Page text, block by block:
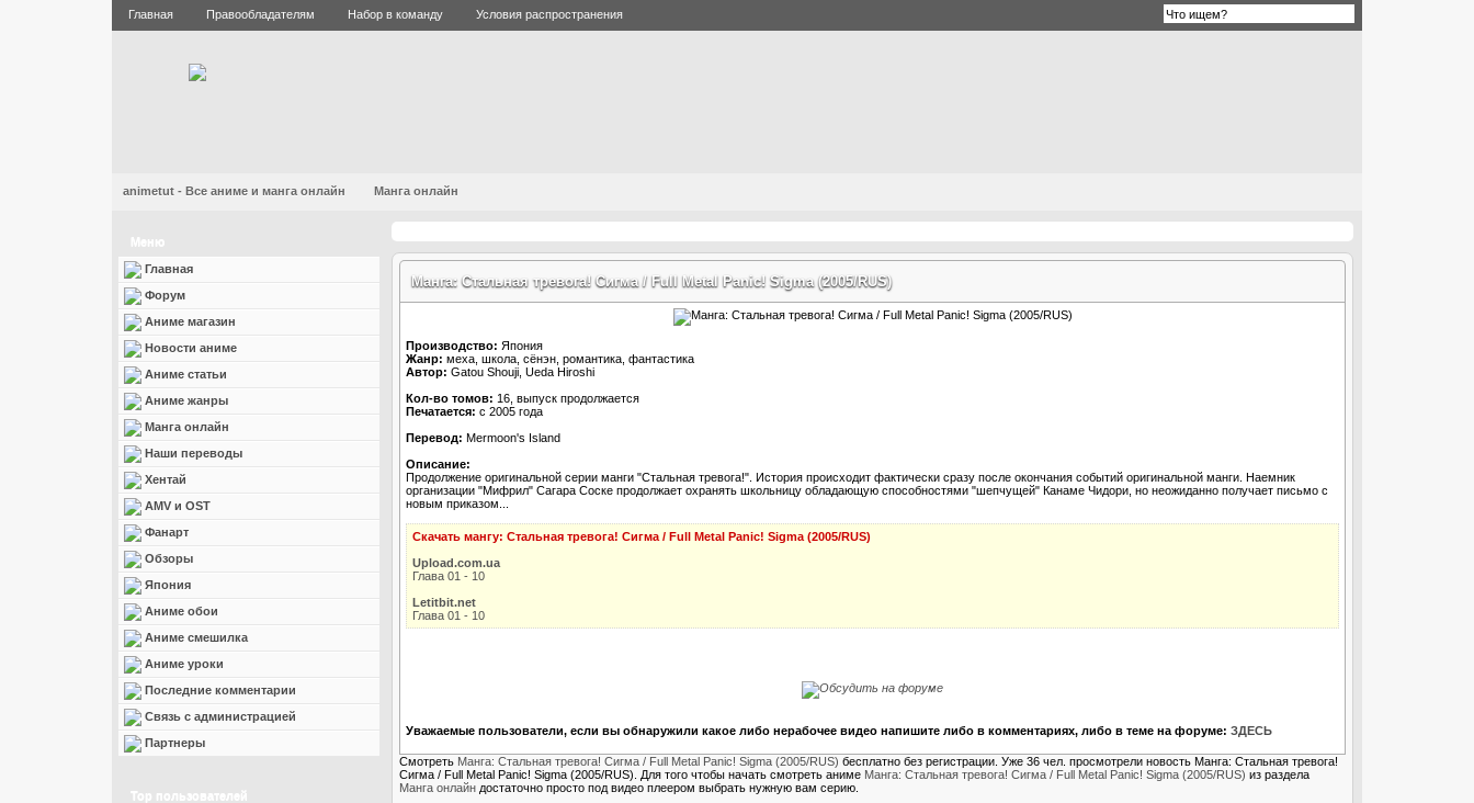
Главная Правообладателям Набор в команду Условия распространения
animetut - Все аниме и манга онлайн Манга онлайн
Меню
Главная
Форум
Аниме магазин
Новости аниме
Аниме статьи
Аниме жанры
Манга онлайн
Наши переводы
Хентай
AMV и OST
Фанарт
Обзоры
Япония
Аниме обои
Аниме смешилка
Аниме уроки
Последние комментарии
Связь с администрацией
Партнеры
Top пользователей
Манга: Стальная тревога! Сигма / Full Metal Panic! Sigma (2005/RUS)
Производство: Япония
Жанр: меха, школа, сёнэн, романтика, фантастика
Автор: Gatou Shouji, Ueda Hiroshi
Кол-во томов: 16, выпуск продолжается
Печатается: с 2005 года
Перевод: Mermoon's Island
Описание:
Продолжение оригинальной серии манги "Стальная тревога!". История происходит фактически сразу после окончания событий оригинальной манги. Наемник
организации "Мифрил" Сагара Соске продолжает охранять школьницу обладающую способностями "шепчущей" Канаме Чидори, но неожиданно получает письмо с
новым приказом...
Скачать мангу: Стальная тревога! Сигма / Full Metal Panic! Sigma (2005/RUS)
Upload.com.ua
Глава 01 - 10
Letitbit.net
Глава 01 - 10
Уважаемые пользователи, если вы обнаружили какое либо нерабочее видео напишите либо в комментариях, либо в теме на форуме: ЗДЕСЬ
Смотреть Манга: Стальная тревога! Сигма / Full Metal Panic! Sigma (2005/RUS) бесплатно без регистрации. Уже 36 чел. просмотрели новость Манга: Стальная тревога!
Сигма / Full Metal Panic! Sigma (2005/RUS). Для того чтобы начать смотреть аниме Манга: Стальная тревога! Сигма / Full Metal Panic! Sigma (2005/RUS) из раздела
Манга онлайн достаточно просто под видео плеером выбрать нужную вам серию.